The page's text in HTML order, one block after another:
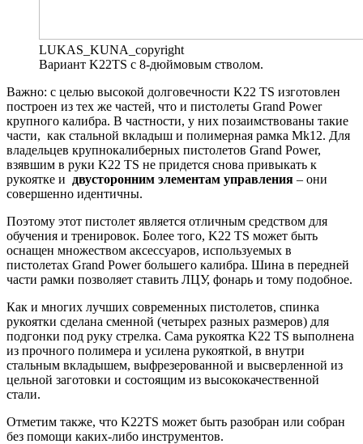
LUKAS_KUNA_copyright
Вариант K22TS с 8-дюймовым стволом.
Важно: c целью высокой долговечности K22 TS изготовлен
построен из тех же частей, что и пистолеты Grand Power
крупного калибра. В частности, у них позаимствованы такие
части, как стальной вкладыш и полимерная рамка Mk12. Для
владельцев крупнокалиберных пистолетов Grand Power,
взявшим в руки K22 TS не придется снова привыкать к
рукоятке и двусторонним элементам управления – они
совершенно идентичны.
Поэтому этот пистолет является отличным средством для
обучения и тренировок. Более того, K22 TS может быть
оснащен множеством аксессуаров, используемых в
пистолетах Grand Power большего калибра. Шина в передней
части рамки позволяет ставить ЛЦУ, фонарь и тому подобное.
Как и многих лучших современных пистолетов, спинка
рукоятки сделана сменной (четырех разных размеров) для
подгонки под руку стрелка. Сама рукоятка K22 TS выполнена
из прочного полимера и усилена рукояткой, в внутри
стальным вкладышем, выфрезерованной и высверленной из
цельной заготовки и состоящим из высококачественной
стали.
Отметим также, что K22TS может быть разобран или собран
без помощи каких-либо инструментов.